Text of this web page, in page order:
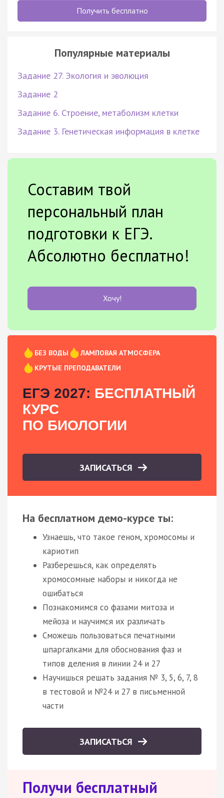
Получить бесплатно
Популярные материалы
Задание 27. Экология и эволюция
Задание 2
Задание 6. Строение, метаболизм клетки
Задание 3. Генетическая информация в клетке
Составим твой
персональный план
подготовки к ЕГЭ.
Абсолютно бесплатно!
Хочу!
БЕЗ ВОДЫ
ЛАМПОВАЯ АТМОСФЕРА
КРУТЫЕ ПРЕПОДАВАТЕЛИ
ЕГЭ 2027: БЕСПЛАТНЫЙ
КУРС
ПО БИОЛОГИИ
ЗАПИСАТЬСЯ
На бесплатном демо-курсе ты:
Узнаешь, что такое геном, хромосомы и
кариотип
Разберешься, как определять
хромосомные наборы и никогда не
ошибаться
Познакомимся со фазами митоза и
мейоза и научимся их различать
Сможешь пользоваться печатными
шпаргалками для обоснования фаз и
типов деления в линии 24 и 27
Научишься решать задания № 3, 5, 6, 7, 8
в тестовой и №24 и 27 в письменной
части
ЗАПИСАТЬСЯ
Получи бесплатный